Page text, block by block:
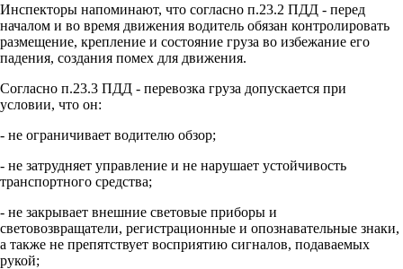
Инспекторы напоминают, что согласно п.23.2 ПДД - перед
началом и во время движения водитель обязан контролировать
размещение, крепление и состояние груза во избежание его
падения, создания помех для движения.
Согласно п.23.3 ПДД - перевозка груза допускается при
условии, что он:
- не ограничивает водителю обзор;
- не затрудняет управление и не нарушает устойчивость
транспортного средства;
- не закрывает внешние световые приборы и
световозвращатели, регистрационные и опознавательные знаки,
а также не препятствует восприятию сигналов, подаваемых
рукой;